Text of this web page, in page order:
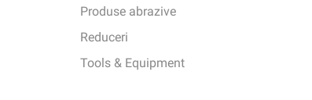
Produse abrazive
Reduceri
Tools & Equipment